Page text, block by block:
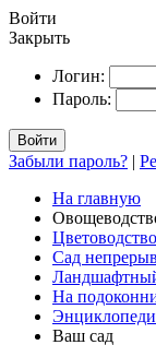
Войти
Закрыть
Логин:
Пароль:
Войти
Забыли пароль? |
На главную
Цветоводство
Сад
На
Ваш сад